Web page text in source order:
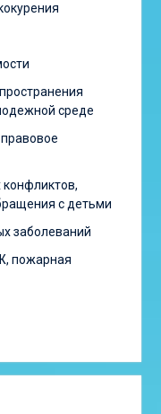
среде
с детьми
заболеваний
пожарная